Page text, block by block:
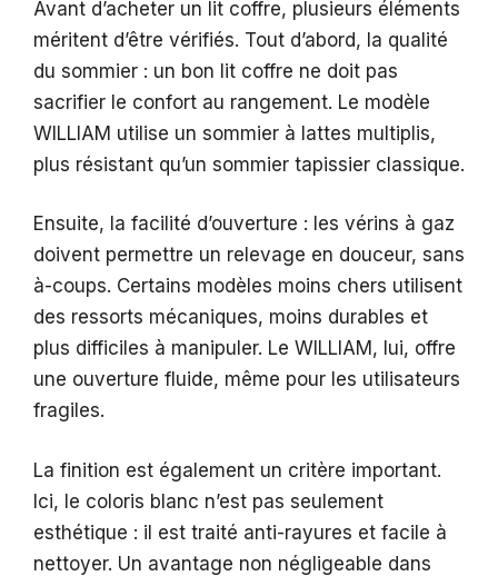
Avant d’acheter un lit coffre, plusieurs éléments
méritent d’être vérifiés. Tout d’abord, la qualité
du sommier : un bon lit coffre ne doit pas
sacrifier le confort au rangement. Le modèle
WILLIAM utilise un sommier à lattes multiplis,
plus résistant qu’un sommier tapissier classique.
Ensuite, la facilité d’ouverture : les vérins à gaz
doivent permettre un relevage en douceur, sans
à-coups. Certains modèles moins chers utilisent
des ressorts mécaniques, moins durables et
plus difficiles à manipuler. Le WILLIAM, lui, offre
une ouverture fluide, même pour les utilisateurs
fragiles.
La finition est également un critère important.
Ici, le coloris blanc n’est pas seulement
esthétique : il est traité anti-rayures et facile à
nettoyer. Un avantage non négligeable dans